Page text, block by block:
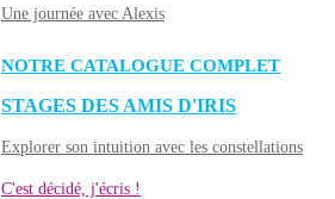
Une journée avec Alexis
NOTRE CATALOGUE COMPLET
STAGES DES AMIS D'IRIS
Explorer son intuition avec les constellations
C'est décidé, j'écris !